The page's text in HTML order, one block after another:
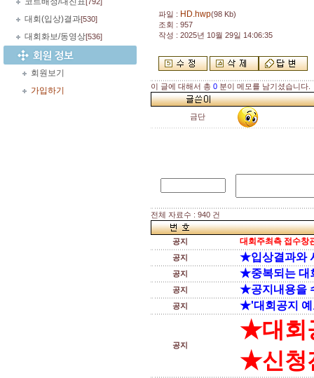
대회(입상)결과[530]
대회화보/동영상[536]
회원보기
가입하기
파일 : HD.hwp(98 Kb)
조회 : 957
작성 : 2025년 10월 29일 14:06:35
이 글에 대해서 총 0 분이 메모를 남기셨습니다.
금단
전체 자료수 : 940 건
공지 대회주최측 접수창
공지 ★입상결과와
공지 ★중복되는 대
공지 ★공지내용을
공지 ★'대회공지 예
공지
★대회
★신청